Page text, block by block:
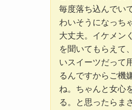
毎度落ち込んでい
わいそうになっち
大丈夫。イケメン
を聞いてもらえて
いスイーツだって
るんですからご機
ね。ちゃんと女心
る。と思ったらま